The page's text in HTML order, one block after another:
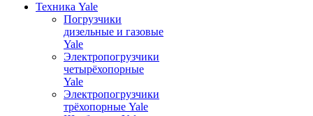
Техника Yale
Погрузчики
дизельные и газовые
Yale
Электропогрузчики
четырёхопорные
Yale
Электропогрузчики
трёхопорные Yale